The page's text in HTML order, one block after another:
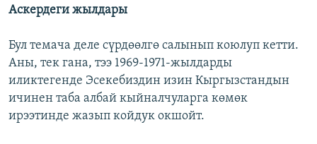
Аскердеги жылдары
Бул темача деле сүрдөөлгө салынып коюлуп кетти.
Аны, тек гана, тээ 1969-1971-жылдарды
иликтегенде Эсекебиздин изин Кыргызстандын
ичинен таба албай кыйналчуларга көмөк
ирээтинде жазып койдук окшойт.